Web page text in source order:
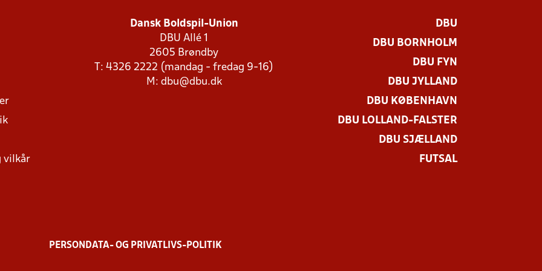
vilkår
Dansk Boldspil-Union
DBU Allé 1
2605 Brøndby
T: 4326 2222 (mandag - fredag 9-16)
M: dbu@dbu.dk
DBU
DBU BORNHOLM
DBU FYN
DBU JYLLAND
DBU KØBENHAVN
DBU LOLLAND-FALSTER
DBU SJÆLLAND
FUTSAL
PERSONDATA- OG PRIVATLIVS-POLITIK